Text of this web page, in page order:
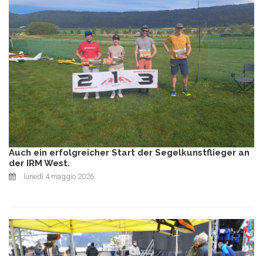
Auch ein erfolgreicher Start der Segelkunstflieger an
der IRM West.
lunedì 4 maggio 2026